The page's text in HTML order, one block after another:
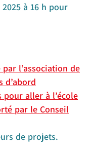
2025 à 16 h pour
l’association de
d’abord
aller à l’école
par le Conseil
de projets.